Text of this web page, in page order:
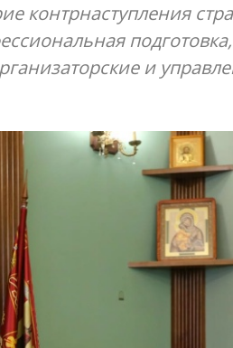
контрнаступления
и